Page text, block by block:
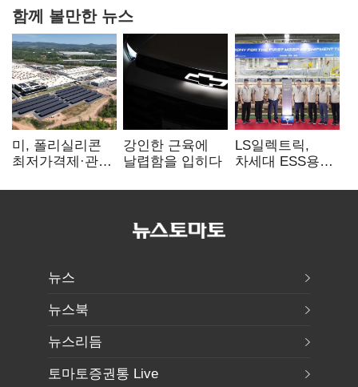
함께 볼만한 뉴스
미, 폴리실리콘
최저가격제·관세
입지 확대 기대
강인한 근육에
날렵함을 입히다
LS일렉트릭,
차세대 ESS용
출하
뉴스
뉴스북
뉴스리듬
토마토증권통 Live